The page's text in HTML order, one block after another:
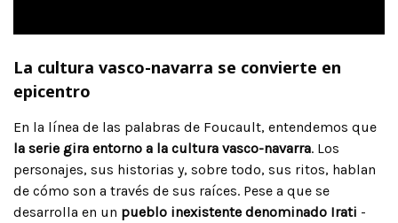
La cultura vasco-navarra se convierte en
epicentro
En la línea de las palabras de Foucault, entendemos que
la serie gira entorno a la cultura vasco-navarra. Los
personajes, sus historias y, sobre todo, sus ritos, hablan
de cómo son a través de sus raíces. Pese a que se
desarrolla en un pueblo inexistente denominado Irati -